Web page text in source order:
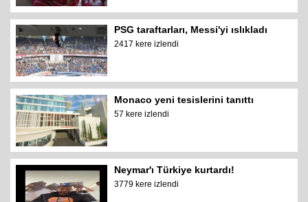
PSG taraftarları, Messi'yi ıslıkladı
2417 kere izlendi
Monaco yeni tesislerini tanıttı
57 kere izlendi
Neymar'ı Türkiye kurtardı!
3779 kere izlendi